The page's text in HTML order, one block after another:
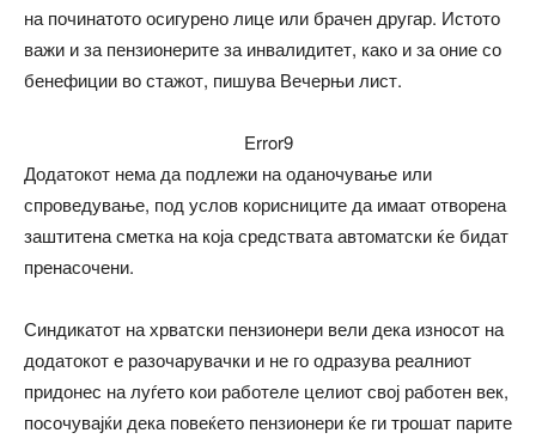
на починатото осигурено лице или брачен другар. Истото
важи и за пензионерите за инвалидитет, како и за оние со
бенефиции во стажот, пишува Вечерњи лист.
Error9
Додатокот нема да подлежи на оданочување или
спроведување, под услов корисниците да имаат отворена
заштитена сметка на која средствата автоматски ќе бидат
пренасочени.
Синдикатот на хрватски пензионери вели дека износот на
додатокот е разочарувачки и не го одразува реалниот
придонес на луѓето кои работеле целиот свој работен век,
посочувајќи дека повеќето пензионери ќе ги трошат парите